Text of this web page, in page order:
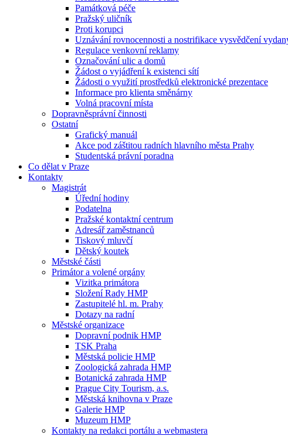
Památková péče
Pražský uličník
Proti korupci
Uznávání rovnocennosti a nostrifikace vysvědčení
Regulace venkovní reklamy
Označování ulic a domů
Žádost o vyjádření k existenci sítí
Žádosti o využití prostředků elektronické prezentace
Informace pro klienta směnárny
Volná pracovní místa
Dopravněsprávní činnosti
Ostatní
Grafický manuál
Akce pod záštitou radních hlavního města Prahy
Studentská právní poradna
Co dělat v Praze
Kontakty
Magistrát
Úřední hodiny
Podatelna
Pražské kontaktní centrum
Adresář zaměstnanců
Tiskový mluvčí
Dětský koutek
Městské části
Primátor a volené orgány
Vizitka primátora
Složení Rady HMP
Zastupitelé hl. m. Prahy
Dotazy na radní
Městské organizace
Dopravní podnik HMP
TSK Praha
Městská policie HMP
Zoologická zahrada HMP
Botanická zahrada HMP
Prague City Tourism, a.s.
Městská knihovna v Praze
Galerie HMP
Muzeum HMP
Kontakty na redakci portálu a webmastera